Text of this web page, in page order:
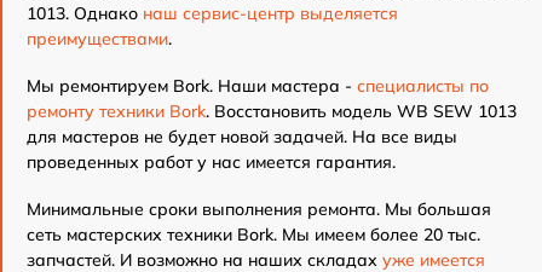
1013. Однако наш сервис-центр выделяется
преимуществами.
Мы ремонтируем Bork. Наши мастера - специалисты по
ремонту техники Bork. Восстановить модель WB SEW 1013
для мастеров не будет новой задачей. На все виды
проведенных работ у нас имеется гарантия.
Минимальные сроки выполнения ремонта. Мы большая
сеть мастерских техники Bork. Мы имеем более 20 тыс.
запчастей. И возможно на наших складах уже имеется